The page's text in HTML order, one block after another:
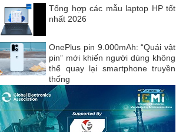
Tổng hợp các mẫu laptop HP tốt
nhất 2026
OnePlus pin 9.000mAh: “Quái vật
pin” mới khiến người dùng không
thể quay lại smartphone truyền
thống